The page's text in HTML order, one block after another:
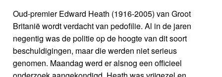
Oud-premier Edward Heath (1916-2005) van Groot
Britanië wordt verdacht van pedofilie. Al in de jaren
negentig was de politie op de hoogte van dit soort
beschuldigingen, maar die werden niet serieus
genomen. Maandag werd er alsnog een officieel